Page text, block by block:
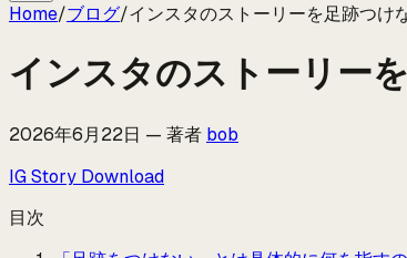
Home/ブログ/インスタのストーリーを足跡つけ
インスタのストーリー
2026年6月22日 — 著者 bob
IG Story Download
目次